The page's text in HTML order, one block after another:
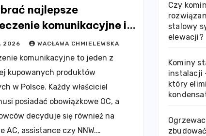
najlepsze
komunikacyjne i
kosztownych błędów?
2026 WACŁAWA CHMIELEWSKA
komunikacyjne to jeden z
kupowanych produktów
w Polsce. Każdy właściciel
posiadać obowiązkowe OC, a
decyduje się również na
AC, assistance czy NNW.…
Czy
stalowy
elewacji?
Kominy
instalacji
który